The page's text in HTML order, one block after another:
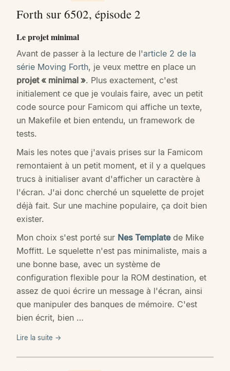
Forth sur 6502, épisode 2
Le projet minimal
Avant de passer à la lecture de l'article 2 de la
série Moving Forth, je veux mettre en place un
projet « minimal ». Plus exactement, c'est
initialement ce que je voulais faire, avec un petit
code source pour Famicom qui affiche un texte,
un Makefile et bien entendu, un framework de
tests.
Mais les notes que j'avais prises sur la Famicom
remontaient à un petit moment, et il y a quelques
trucs à initialiser avant d'afficher un caractère à
l'écran. J'ai donc cherché un squelette de projet
déjà fait. Sur une machine populaire, ça doit bien
exister.
Mon choix s'est porté sur Nes Templatede Mike
Moffitt. Le squelette n'est pas minimaliste, mais a
une bonne base, avec un système de
configuration flexible pour la ROM destination, et
assez de quoi écrire un message à l'écran, ainsi
que manipuler des banques de mémoire. C'est
bien écrit, bien …
Lire la suite →